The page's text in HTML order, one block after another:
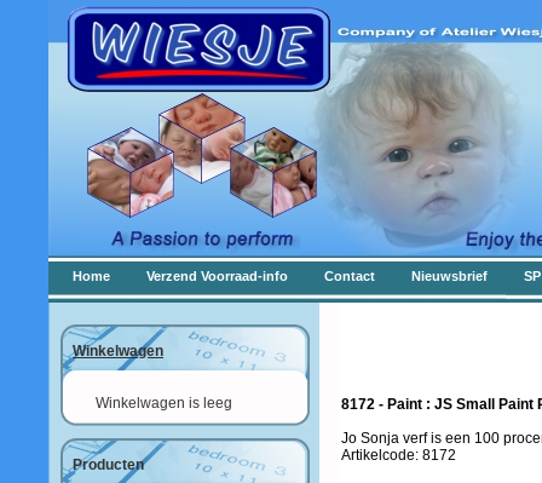
Home Verzend Voorraad-info Contact Nieuwsbrief
Winkelwagen
Winkelwagen is leeg
Producten
8172 - Paint : JS Small Paint
Jo Sonja verf is een 100
Artikelcode: 8172